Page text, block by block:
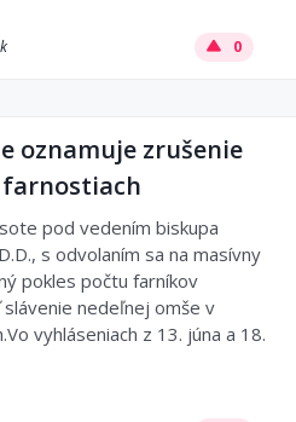
0
oznamuje zrušenie
farnostiach
pod vedením biskupa
s odvolaním sa na masívny
pokles počtu farníkov
nedeľnej omše v
vyhláseniach z 13. júna a 18.